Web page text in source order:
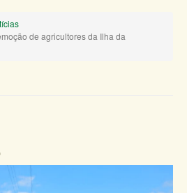
de agricultores da Ilha da